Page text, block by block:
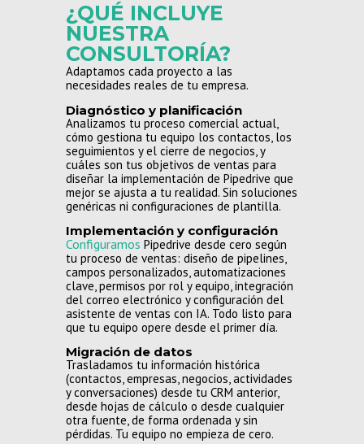
¿QUÉ INCLUYE
NUESTRA
CONSULTORÍA?
Adaptamos cada proyecto a las
necesidades reales de tu empresa.
Diagnóstico y planificación
Analizamos tu proceso comercial actual,
cómo gestiona tu equipo los contactos, los
seguimientos y el cierre de negocios, y
cuáles son tus objetivos de ventas para
diseñar la implementación de Pipedrive que
mejor se ajusta a tu realidad. Sin soluciones
genéricas ni configuraciones de plantilla.
Implementación y configuración
Configuramos Pipedrive desde cero según
tu proceso de ventas: diseño de pipelines,
campos personalizados, automatizaciones
clave, permisos por rol y equipo, integración
del correo electrónico y configuración del
asistente de ventas con IA. Todo listo para
que tu equipo opere desde el primer día.
Migración de datos
Trasladamos tu información histórica
(contactos, empresas, negocios, actividades
y conversaciones) desde tu CRM anterior,
desde hojas de cálculo o desde cualquier
otra fuente, de forma ordenada y sin
pérdidas. Tu equipo no empieza de cero.